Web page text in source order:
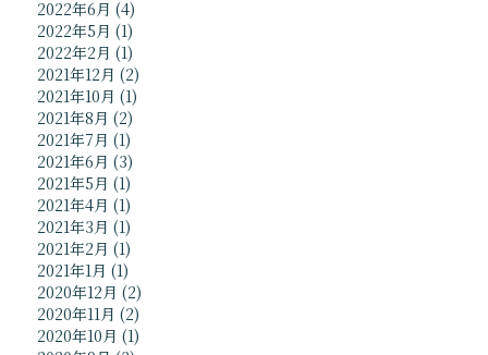
2022年6月 (4)
2022年5月 (1)
2022年2月 (1)
2021年12月 (2)
2021年10月 (1)
2021年8月 (2)
2021年7月 (1)
2021年6月 (3)
2021年5月 (1)
2021年4月 (1)
2021年3月 (1)
2021年2月 (1)
2021年1月 (1)
2020年12月 (2)
2020年11月 (2)
2020年10月 (1)